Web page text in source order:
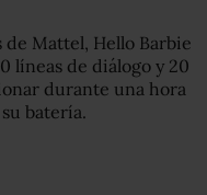
Mattel, Hello Barbie
líneas de diálogo y 20
durante una hora
batería.